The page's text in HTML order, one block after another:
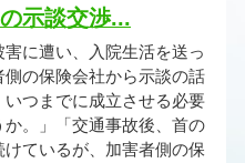
示談交渉...
害に遭い、入院生活を送っ
の保険会社から示談の話
いつまでに成立させる必要
か。」「交通事故後、首の
ているが、加害者側の保